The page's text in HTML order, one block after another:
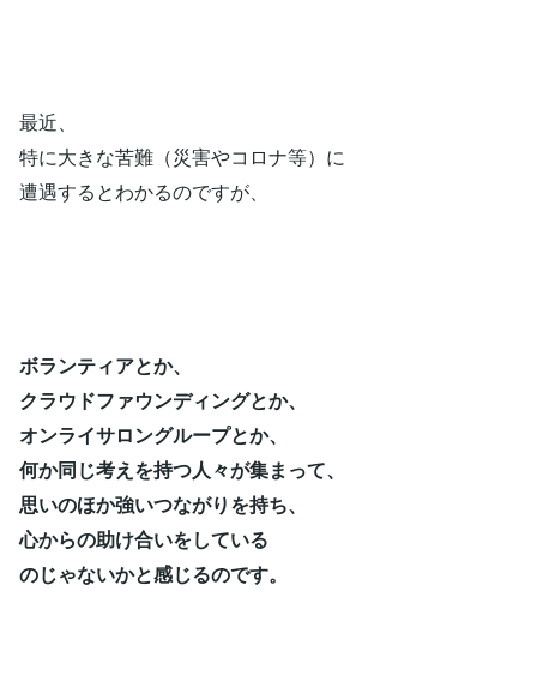
最近、
特に大きな苦難（災害やコロナ等）に
遭遇するとわかるのですが、
ボランティアとか、
クラウドファウンディングとか、
オンライサロングループとか、
何か同じ考えを持つ人々が集まって、
思いのほか強いつながりを持ち、
心からの助け合いをしている
のじゃないかと感じるのです。